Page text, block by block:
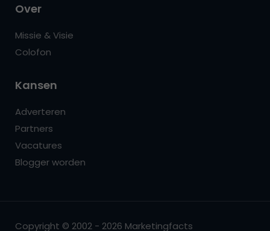
Over
Missie & Visie
Colofon
Kansen
Adverteren
Partners
Vacatures
Blogger worden
Copyright © 2002 - 2026 Marketingfacts